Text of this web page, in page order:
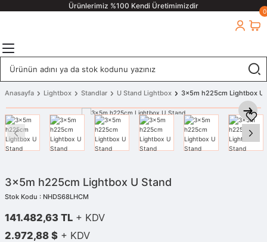
Ürünlerimiz %100 Kendi Üretimimizdir
0
Anasayfa Lightbox Standlar U Stand Lightbox 3x5m h225cm Lightbox U
3x5m h225cm Lightbox U Stand
Stok Kodu : NHDS68LHCM
141.482,63 TL + KDV
2.972,88 $ + KDV